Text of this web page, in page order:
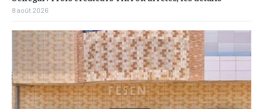
8 août 2026